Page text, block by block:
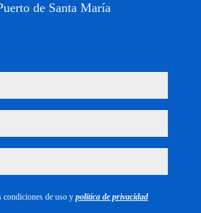
de Santa María
condiciones de uso y política de privacidad